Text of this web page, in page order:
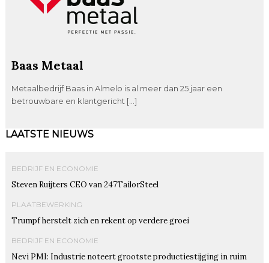
Baas Metaal
Metaalbedrijf Baas in Almelo is al meer dan 25 jaar een
betrouwbare en klantgericht […]
LAATSTE NIEUWS
BEDRIJF EN ECONOMIE
Steven Ruijters CEO van 247TailorSteel
PLAATBEWERKING
Trumpf herstelt zich en rekent op verdere groei
BEDRIJF EN ECONOMIE
Nevi PMI: Industrie noteert grootste productiestijging in ruim